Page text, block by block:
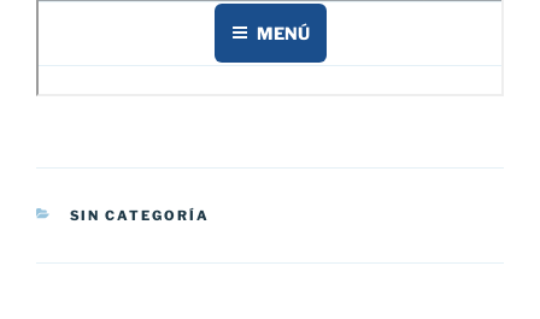
CATEGORÍAS
SIN CATEGORÍA